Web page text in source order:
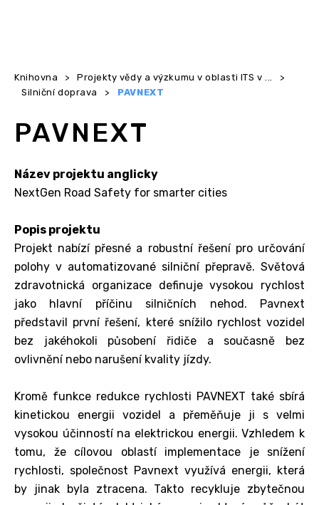
Knihovna > Projekty vědy a výzkumu v oblasti ITS v ...
>
Silniční doprava
> PAVNEXT
PAVNEXT
Název projektu anglicky
NextGen Road Safety for smarter cities
Popis projektu
Projekt nabízí přesné a robustní řešení pro určování
polohy v automatizované silniční přepravě. Světová
zdravotnická organizace definuje vysokou rychlost
jako hlavní příčinu silničních nehod. Pavnext
představil první řešení, které snížilo rychlost vozidel
bez jakéhokoli působení řidiče a současně bez
ovlivnění nebo narušení kvality jízdy.
Kromě funkce redukce rychlosti PAVNEXT také sbírá
kinetickou energii vozidel a přeměňuje ji s velmi
vysokou účinností na elektrickou energii. Vzhledem k
tomu, že cílovou oblastí implementace je snížení
rychlosti, společnost Pavnext využívá energii, která
by jinak byla ztracena. Takto recykluje zbytečnou